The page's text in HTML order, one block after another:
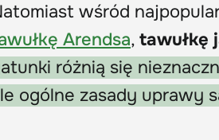
wśród
Arendsa, tawułkę
różnią się
ogólne zasady uprawy